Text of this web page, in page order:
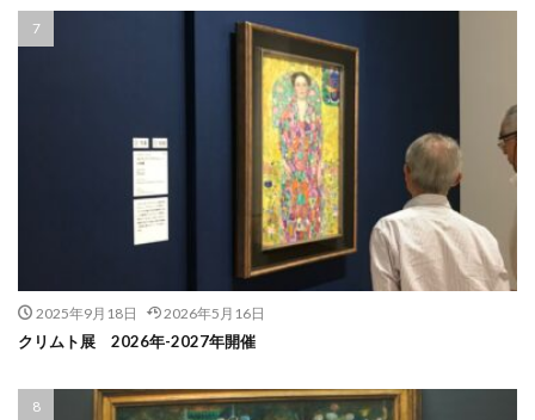
2025年9月18日 2026年5月16日
クリムト展 2026年-2027年開催